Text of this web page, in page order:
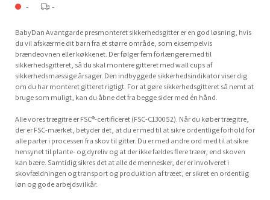
- -
BabyDan Avantgarde presmonteret sikkerhedsgitter er en god løsning, hvis
du vil afskærme dit barn fra et større område, som eksempelvis
brændeovnen eller køkkenet. Der følger fem forlængere med til
sikkerhedsgitteret, så du skal montere gitteret med wall cups af
sikkerhedsmæssige årsager. Den indbyggede sikkerhedsindikator viser dig
om du har monteret gitteret rigtigt. For at gøre sikkerhedsgitteret så nemt at
bruge som muligt, kan du åbne det fra begge sider med én hånd.
Alle vores trægitre er FSC®-certificeret (FSC-C130052). Når du køber trægitre,
der er FSC-mærket, betyder det, at du er med til at sikre ordentlige forhold for
alle parter i processen fra skov til gitter. Du er med andre ord med til at sikre
hensynet til plante- og dyreliv og at der ikke fældes flere træer, end skoven
kan bære. Samtidig sikres det at alle de mennesker, der er involveret i
skovfældningen og transport og produktion af træet, er sikret en ordentlig
løn og gode arbejdsvilkår.